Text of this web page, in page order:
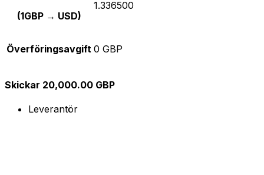
(1GBP → USD)
1.336500
Överföringsavgift 0 GBP
Skickar 20,000.00 GBP
Leverantör